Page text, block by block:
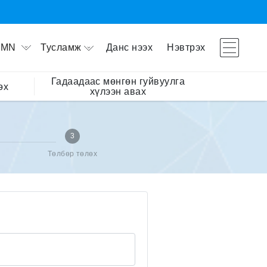
MN Тусламж Данс нээх Нэвтрэх
Гадаадаас мөнгөн гуйвуулга
хүлээн авах
3
Төлбөр төлөх